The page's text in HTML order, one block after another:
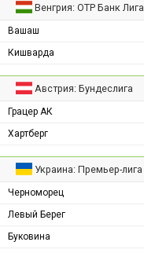
Венгрия: ОТР Банк Лига
Вашаш
Кишварда
Австрия: Бундеслига
Грацер АК
Хартберг
Украина: Премьер-лига
Черноморец
Левый Берег
Буковина